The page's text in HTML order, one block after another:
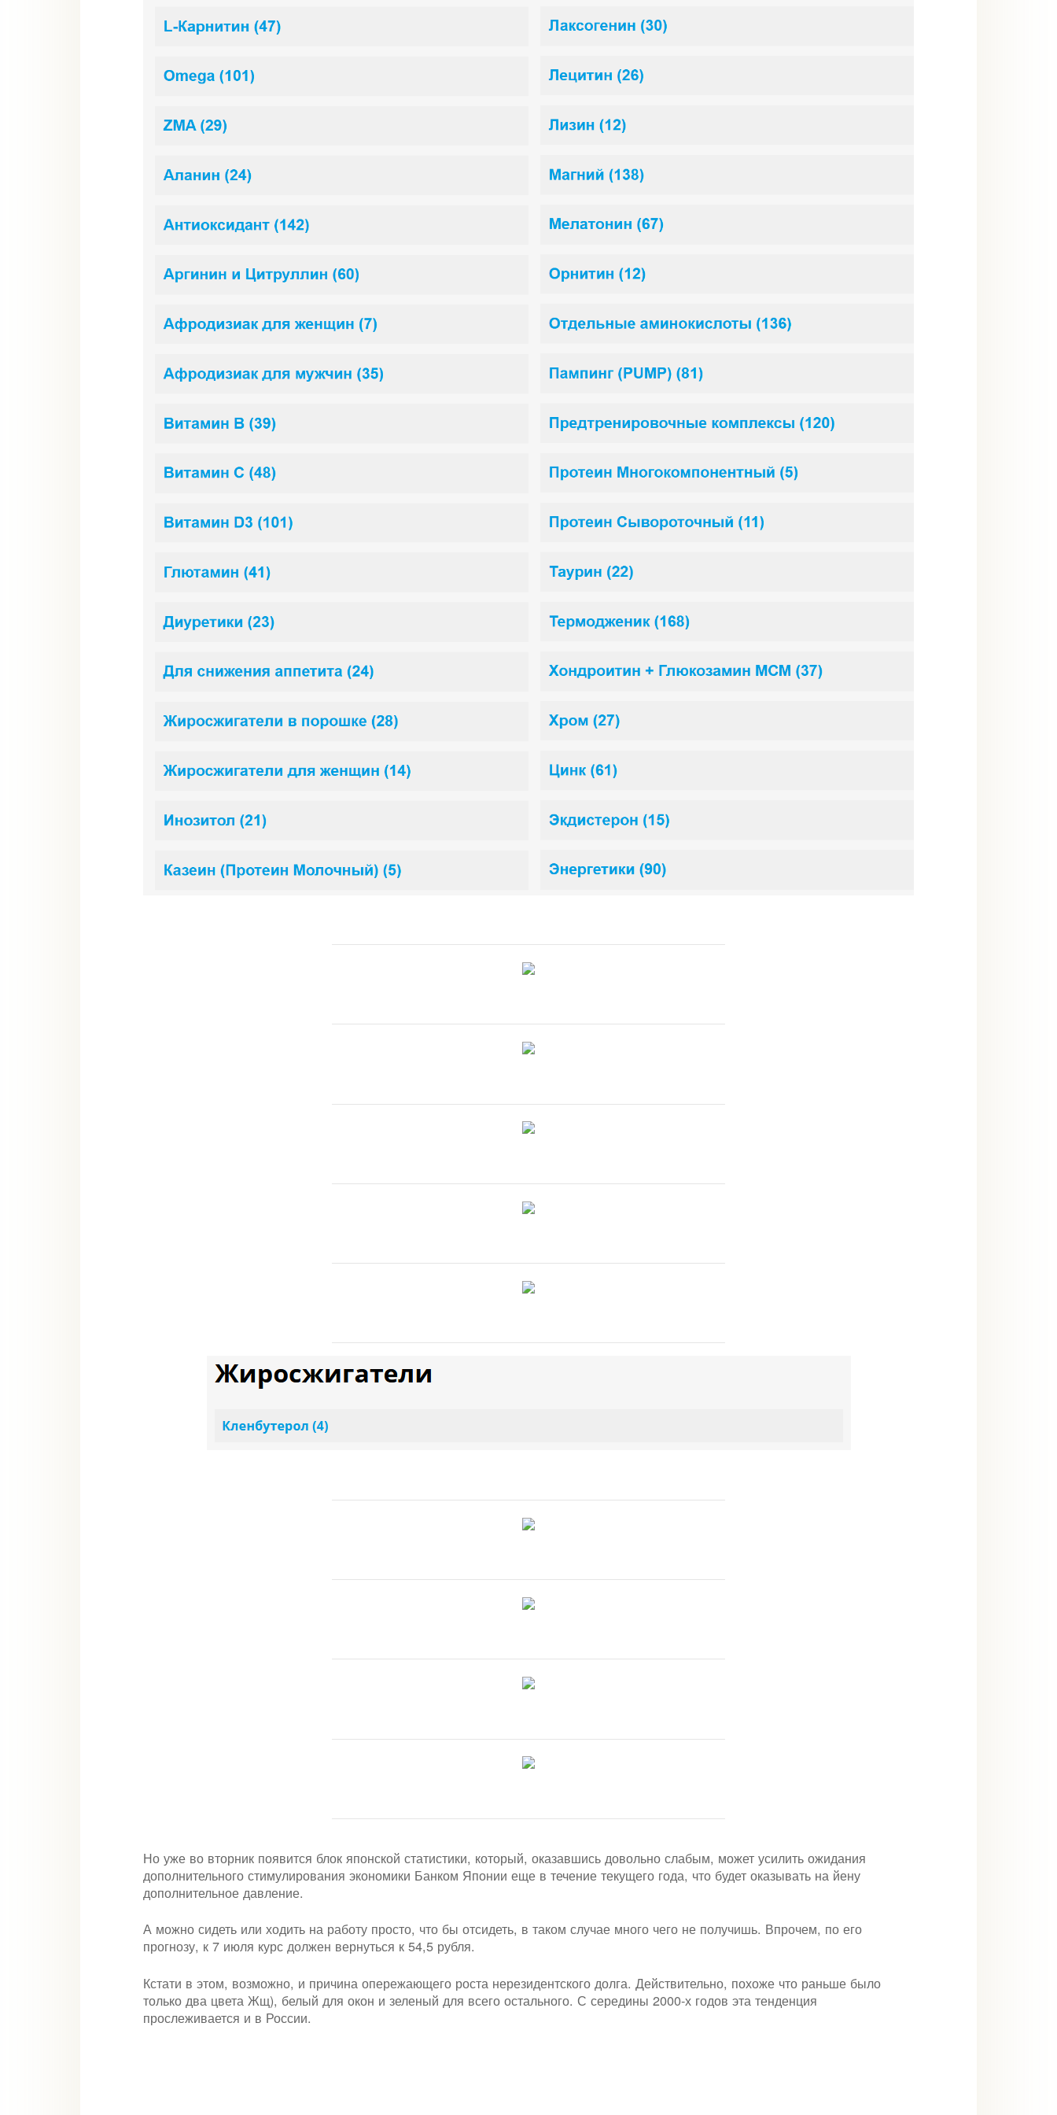
Но уже во вторник появится блок японской статистики, который, оказавшись довольно слабым, может усилить ожидания
дополнительного стимулирования экономики Банком Японии еще в течение текущего года, что будет оказывать на йену
дополнительное давление.
А можно сидеть или ходить на работу просто, что бы отсидеть, в таком случае много чего не получишь. Впрочем, по его
прогнозу, к 7 июля курс должен вернуться к 54,5 рубля.
Кстати в этом, возможно, и причина опережающего роста нерезидентского долга. Действительно, похоже что раньше было
только два цвета Жщ), белый для окон и зеленый для всего остального. С середины 2000-х годов эта тенденция
прослеживается и в России.